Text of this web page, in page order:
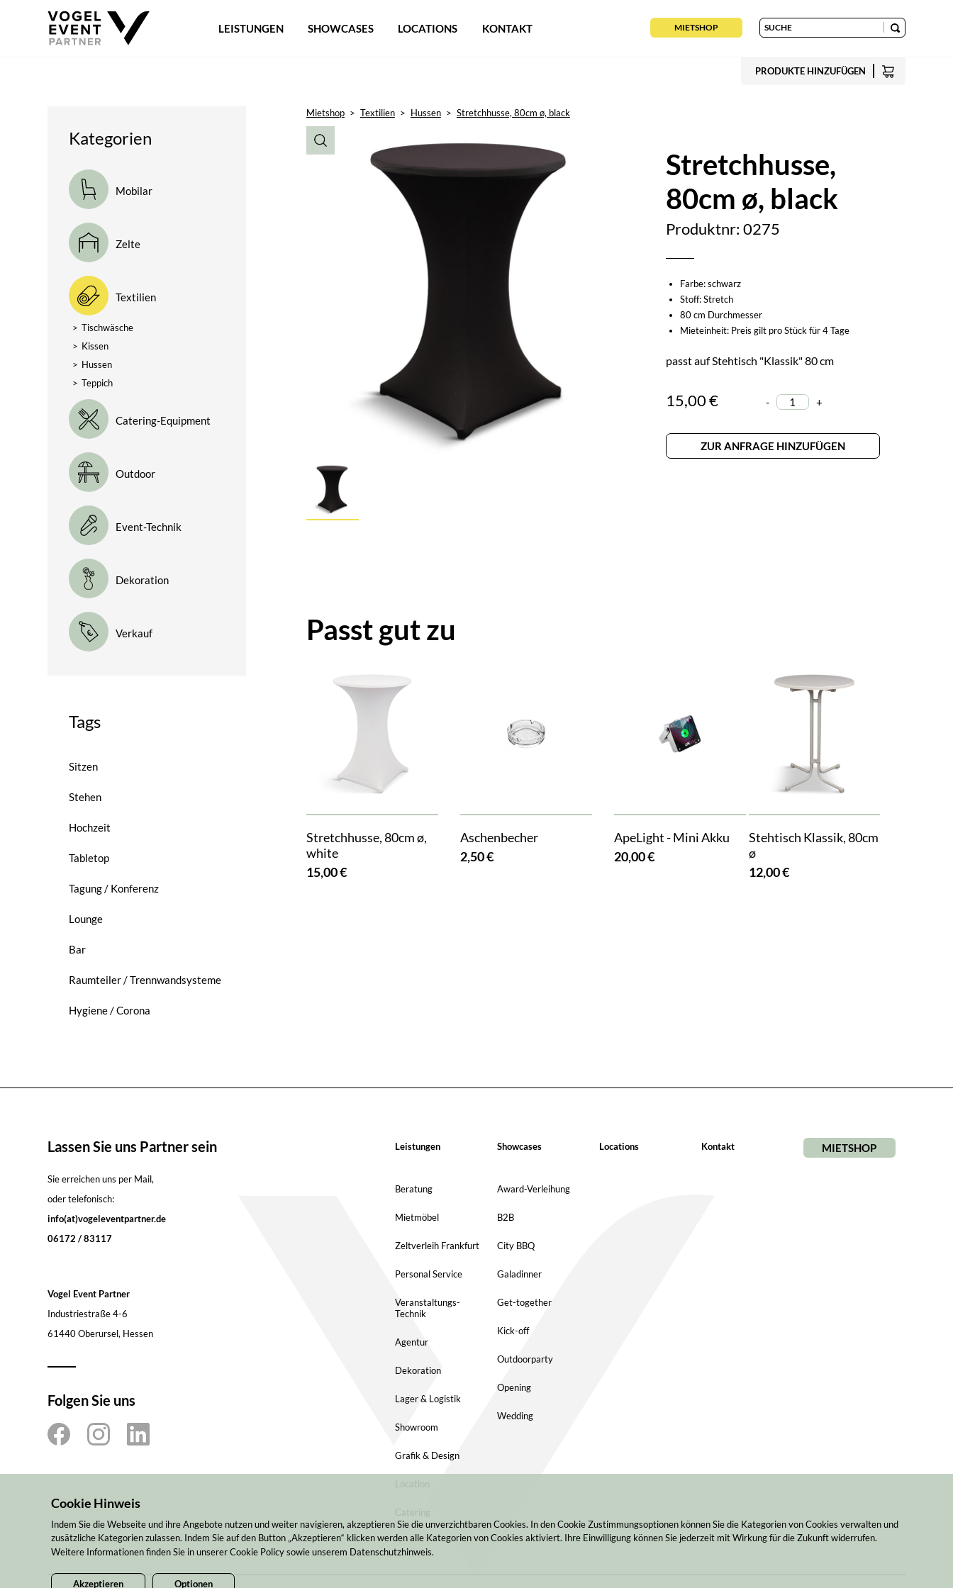
LEISTUNGEN SHOWCASES LOCATIONS KONTAKT MIETSHOP
PRODUKTE HINZUFÜGEN
Kategorien
Mobilar
Zelte
Textilien
> Tischwäsche
> Kissen
> Hussen
> Teppich
Catering-Equipment
Outdoor
Event-Technik
Dekoration
Verkauf
Tags
Sitzen
Stehen
Hochzeit
Tabletop
Tagung / Konferenz
Lounge
Bar
Raumteiler / Trennwandsysteme
Hygiene / Corona
Mietshop > Textilien > Hussen > Stretchhusse, 80cm ø, black
Stretchhusse,
80cm ø, black
Produktnr: 0275
Farbe: schwarz
Stoff: Stretch
80 cm Durchmesser
Mieteinheit: Preis gilt pro Stück für 4 Tage
passt auf Stehtisch "Klassik" 80 cm
15,00 € - +
ZUR ANFRAGE HINZUFÜGEN
Passt gut zu
Stretchhusse, 80cm ø,
white
15,00 €
Aschenbecher
2,50 €
ApeLight - Mini Akku
20,00 €
Stehtisch Klassik, 80cm
ø
12,00 €
Lassen Sie uns Partner sein
Sie erreichen uns per Mail,
oder telefonisch:
info(at)vogeleventpartner.de
06172 / 83117
Vogel Event Partner
Industriestraße 4-6
61440 Oberursel, Hessen
Folgen Sie uns
Leistungen
Beratung
Mietmöbel
Zeltverleih Frankfurt
Personal Service
Veranstaltungs-
Technik
Agentur
Dekoration
Lager & Logistik
Showroom
Grafik & Design
Location
Catering
Showcases
Award-Verleihung
B2B
City BBQ
Galadinner
Get-together
Kick-off
Outdoorparty
Opening
Wedding
Locations Kontakt MIETSHOP
Cookie Hinweis
Indem Sie die Webseite und ihre Angebote nutzen und weiter navigieren, akzeptieren Sie die unverzichtbaren Cookies. In den Cookie Zustimmungsoptionen können Sie die Kategorien von Cookies verwalten und
zusätzliche Kategorien zulassen. Indem Sie auf den Button „Akzeptieren“ klicken werden alle Kategorien von Cookies aktiviert. Ihre Einwilligung können Sie jederzeit mit Wirkung für die Zukunft widerrufen.
Weitere Informationen finden Sie in unserer Cookie Policy sowie unserem Datenschutzhinweis.
Akzeptieren Optionen